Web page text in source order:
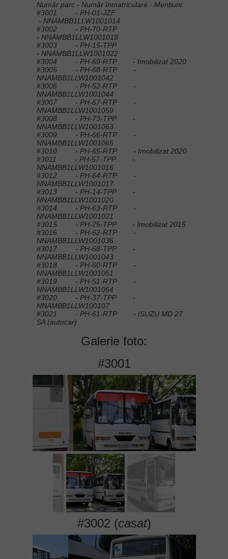
Număr parc - Număr înmatriculare - Mențiuni:
#3001 - PH-01-JZF
- NNAMBB1LLW1001014
#3002 - PH-70-RTP
- NNAMBB1LLW1001018
#3003 - PH-15-TPP
- NNAMBB1LLW1001022
#3004 - PH-69-RTP - Imobilizat 2020
#3005 - PH-68-RTP -
NNAMBB1LLW1001042
#3006 - PH-52-RTP -
NNAMBB1LLW1001044
#3007 - PH-67-RTP -
NNAMBB1LLW1001059
#3008 - PH-73-TPP -
NNAMBB1LLW1001063
#3009 - PH-66-RTP -
NNAMBB1LLW1001065
#3010 - PH-65-RTP - Imobilizat 2020
#3011 - PH-57-TPP -
NNAMBB1LLW1001016
#3012 - PH-64-RTP -
NNAMBB1LLW1001017
#3013 - PH-14-TPP -
NNAMBB1LLW1001020
#3014 - PH-63-RTP -
NNAMBB1LLW1001021
#3015 - PH-75-TPP - Imobilizat 2015
#3016 - PH-62-RTP -
NNAMBB1LLW1001036
#3017 - PH-68-TPP -
NNAMBB1LLW1001043
#3018 - PH-60-RTP -
NNAMBB1LLW1001051
#3019 - PH-51-RTP -
NNAMBB1LLW1001064
#3020 - PH-37-TPP -
NNAMBB1LLW100107
#3021 - PH-61-RTP - ISUZU MD 27
SA (autocar)
#3002 (casat)
#3001
Galerie foto: